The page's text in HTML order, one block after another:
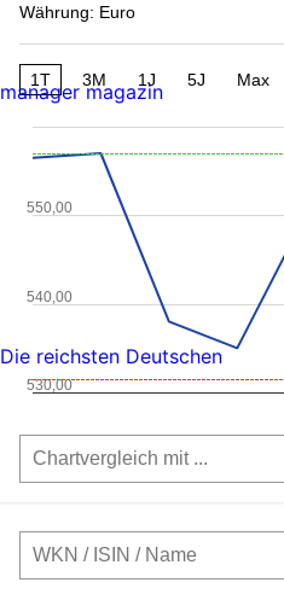
Währung: Euro
1T 3M 1J 5J Max
530,00
540,00
550,00
manager magazin
Die reichsten Deutschen